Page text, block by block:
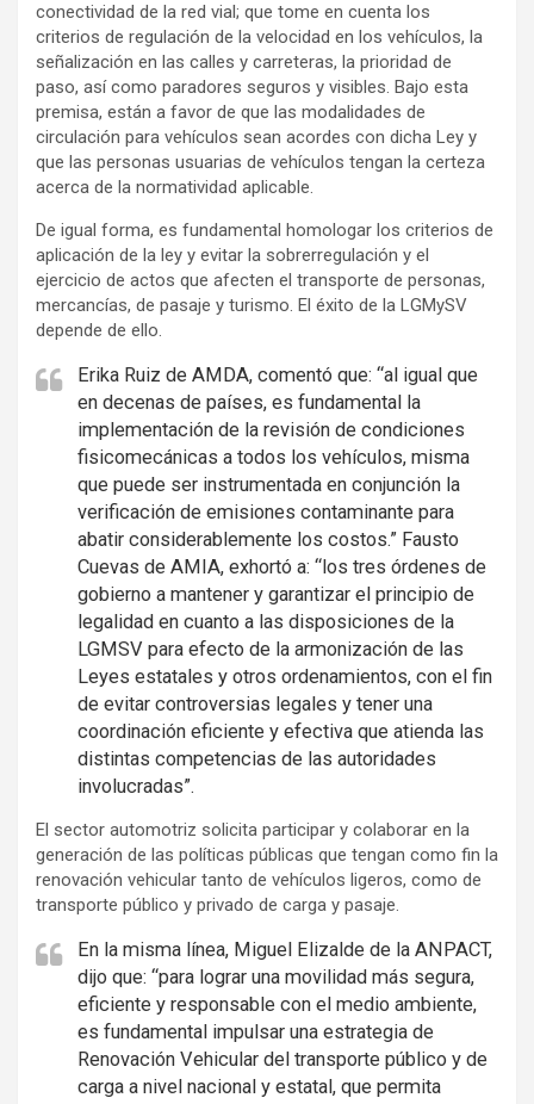
conectividad de la red vial; que tome en cuenta los
criterios de regulación de la velocidad en los vehículos, la
señalización en las calles y carreteras, la prioridad de
paso, así como paradores seguros y visibles. Bajo esta
premisa, están a favor de que las modalidades de
circulación para vehículos sean acordes con dicha Ley y
que las personas usuarias de vehículos tengan la certeza
acerca de la normatividad aplicable.
De igual forma, es fundamental homologar los criterios de
aplicación de la ley y evitar la sobrerregulación y el
ejercicio de actos que afecten el transporte de personas,
mercancías, de pasaje y turismo. El éxito de la LGMySV
depende de ello.
Erika Ruiz de AMDA, comentó que: “al igual que
en decenas de países, es fundamental la
implementación de la revisión de condiciones
fisicomecánicas a todos los vehículos, misma
que puede ser instrumentada en conjunción la
verificación de emisiones contaminante para
abatir considerablemente los costos.” Fausto
Cuevas de AMIA, exhortó a: “los tres órdenes de
gobierno a mantener y garantizar el principio de
legalidad en cuanto a las disposiciones de la
LGMSV para efecto de la armonización de las
Leyes estatales y otros ordenamientos, con el fin
de evitar controversias legales y tener una
coordinación eficiente y efectiva que atienda las
distintas competencias de las autoridades
involucradas”.
El sector automotriz solicita participar y colaborar en la
generación de las políticas públicas que tengan como fin la
renovación vehicular tanto de vehículos ligeros, como de
transporte público y privado de carga y pasaje.
En la misma línea, Miguel Elizalde de la ANPACT,
dijo que: “para lograr una movilidad más segura,
eficiente y responsable con el medio ambiente,
es fundamental impulsar una estrategia de
Renovación Vehicular del transporte público y de
carga a nivel nacional y estatal, que permita